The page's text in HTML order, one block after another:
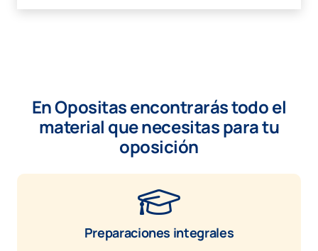
En Opositas encontrarás todo el
material que necesitas para tu
oposición
Preparaciones integrales